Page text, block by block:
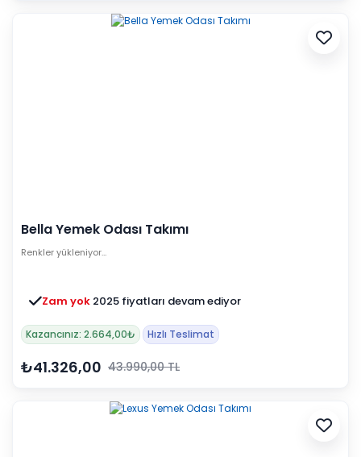
Bella Yemek Odası Takımı
Renkler yükleniyor…
Zam yok 2025 fiyatları devam ediyor
Kazancınız: 2.664,00₺ Hızlı Teslimat
₺41.326,00 43.990,00 TL